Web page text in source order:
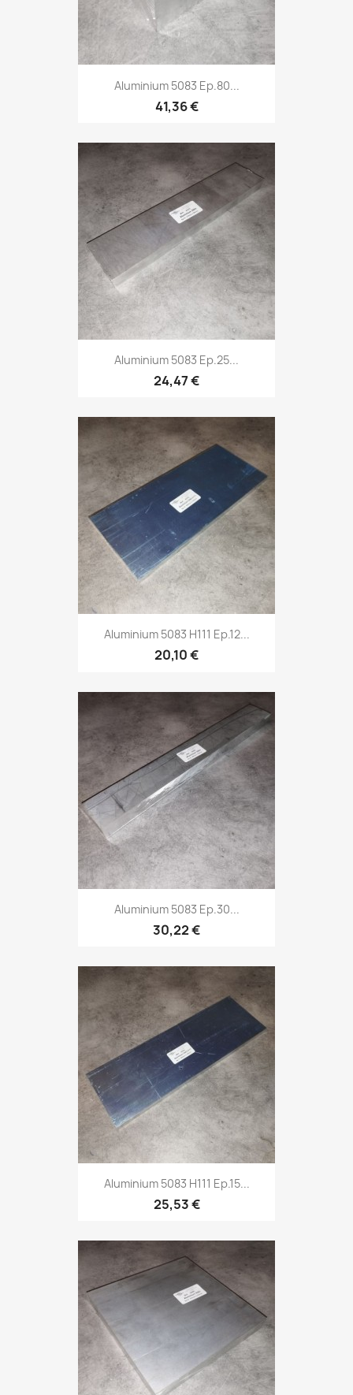
Aluminium 5083 Ep.80...
41,36 €
Aluminium 5083 Ep.25...
24,47 €
Aluminium 5083 H111 Ep.12...
20,10 €
Aluminium 5083 Ep.30...
30,22 €
Aluminium 5083 H111 Ep.15...
25,53 €